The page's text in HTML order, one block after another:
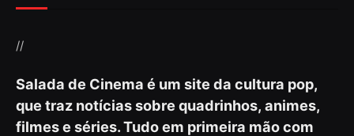
//
Salada de Cinema é um site da cultura pop,
que traz notícias sobre quadrinhos, animes,
filmes e séries. Tudo em primeira mão com